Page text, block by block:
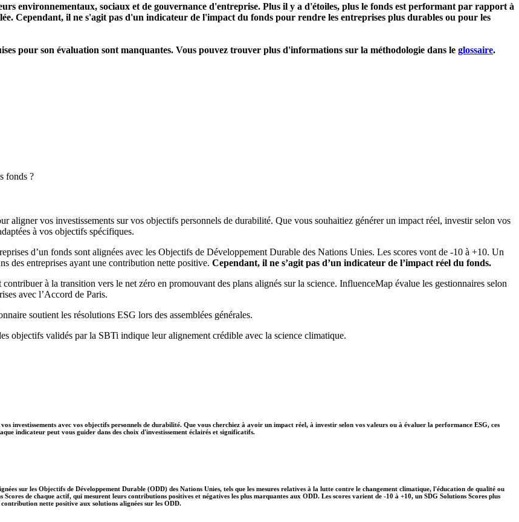
environnementaux, sociaux et de gouvernance d'entreprise. Plus il y a d'étoiles, plus le fonds est performant par rapport à
Cependant, il ne s'agit pas d'un indicateur de l'impact du fonds pour rendre les entreprises plus durables ou pour les
pour son évaluation sont manquantes. Vous pouvez trouver plus d'informations sur la méthodologie dans le glossaire.
fonds ?
vos investissements sur vos objectifs personnels de durabilité. Que vous souhaitiez générer un impact réel, investir selon vos
à vos objectifs spécifiques.
d’un fonds sont alignées avec les Objectifs de Développement Durable des Nations Unies. Les scores vont de -10 à +10. Un
des entreprises ayant une contribution nette positive. Cependant, il ne s’agit pas d’un indicateur de l’impact réel du fonds.
à la transition vers le net zéro en promouvant des plans alignés sur la science. InfluenceMap évalue les gestionnaires selon
avec l’Accord de Paris.
soutient les résolutions ESG lors des assemblées générales.
objectifs validés par la SBTi indique leur alignement crédible avec la science climatique.
investissements avec vos objectifs personnels de durabilité. Que vous cherchiez à avoir un impact réel, à investir selon vos valeurs ou à évaluer la performance ESG, ces
indicateur peut vous guider dans des choix d'investissement éclairés et significatifs.
sur les Objectifs de Développement Durable (ODD) des Nations Unies, tels que les mesures relatives à la lutte contre le changement climatique, l'éducation de qualité ou
Scores de chaque actif, qui mesurent leurs contributions positives et négatives les plus marquantes aux ODD. Les scores varient de -10 à +10, un SDG Solutions Scores plus
nette positive aux solutions alignées sur les ODD.